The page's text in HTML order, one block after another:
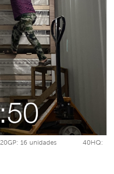
20GP: 16 unidades 40HQ: